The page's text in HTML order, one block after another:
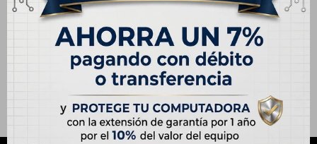
Filtrando por: Notebooks Tipo pantalla:OLED
Quitar filtrosTe recomendamos quitar:
Tipo pantalla:OLED